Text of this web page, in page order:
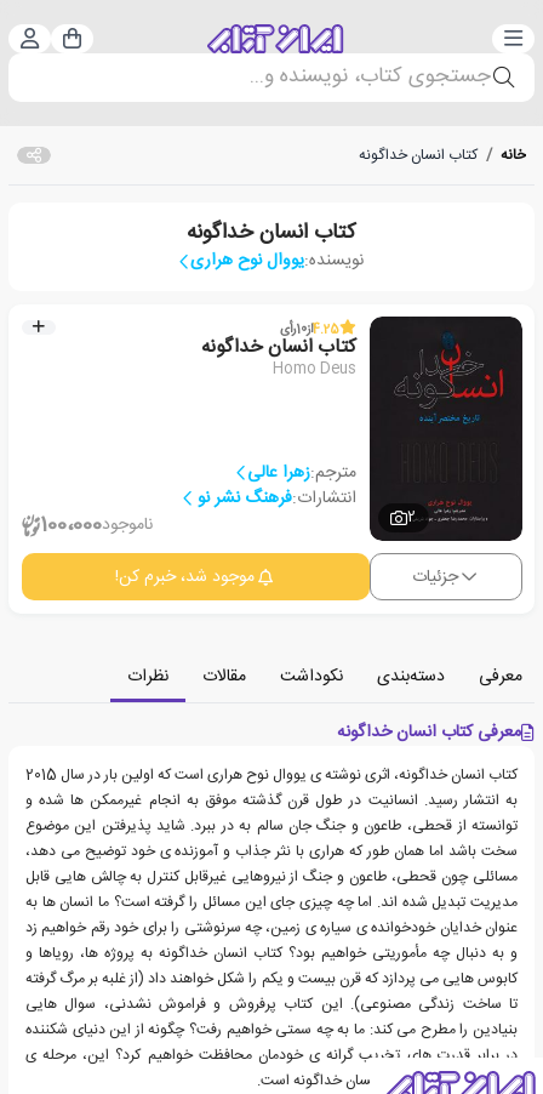
دسته‌بندی سبد
جستجوی کتاب، نویسنده و...
خانه / کتاب انسان خداگونه
کتاب انسان خداگونه
نویسنده:یووال نوح هراری
2
4.25از10رأی
کتاب انسان خداگونه
Homo Deus
مترجم:زهرا عالی
انتشارات:فرهنگ نشر نو
ناموجود100،000
جزئیات موجود شد، خبرم کن!
معرفی دسته‌بندی نکوداشت مقالات
نظرات
معرفی کتاب انسان خداگونه
کتاب انسان خداگونه، اثری نوشته ی یووال نوح هراری است که اولین بار در سال 2015
به انتشار رسید. انسانیت در طول قرن گذشته موفق به انجام غیرممکن ها شده و
توانسته از قحطی، طاعون و جنگ جان سالم به در ببرد. شاید پذیرفتن این موضوع
سخت باشد اما همان طور که هراری با نثر جذاب و آموزنده ی خود توضیح می دهد،
مسائلی چون قحطی، طاعون و جنگ از نیروهایی غیرقابل کنترل به چالش هایی قابل
مدیریت تبدیل شده اند. اما چه چیزی جای این مسائل را گرفته است؟ ما انسان ها به
عنوان خدایان خودخوانده ی سیاره ی زمین، چه سرنوشتی را برای خود رقم خواهیم زد
و به دنبال چه مأموریتی خواهیم بود؟ کتاب انسان خداگونه به پروژه ها، رویاها و
کابوس هایی می پردازد که قرن بیست و یکم را شکل خواهند داد (از غلبه بر مرگ گرفته
تا ساخت زندگی مصنوعی). این کتاب پرفروش و فراموش نشدنی، سوال هایی
بنیادین را مطرح می کند: ما به چه سمتی خواهیم رفت؟ چگونه از این دنیای شکننده
در برابر قدرت های تخریب گرانه ی خودمان محافظت خواهیم کرد؟ این، مرحله ی
بعدی تکامل است. این، انسان خداگونه است.